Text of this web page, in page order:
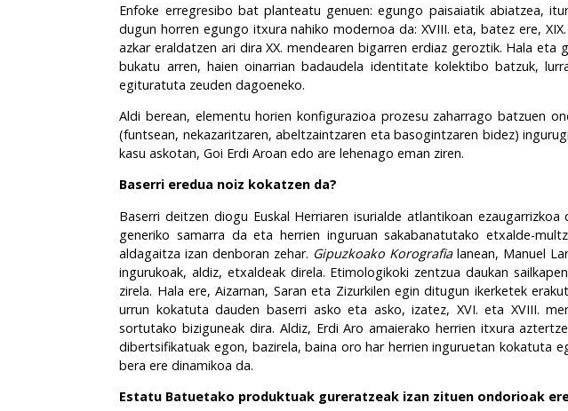
Enfoke erregresibo bat planteatu genuen: egungo paisaiatik abiatzea,
dugun horren egungo itxura nahiko modernoa da: XVIII. eta, batez ere,
azkar eraldatzen ari dira XX. mendearen bigarren erdiaz geroztik. Hala
bukatu arren, haien oinarrian badaudela identitate kolektibo batzuk,
egituratuta zeuden dagoeneko.
Aldi berean, elementu horien konfigurazioa prozesu zaharrago batzuen
(funtsean, nekazaritzaren, abeltzaintzaren eta basogintzaren bidez)
kasu askotan, Goi Erdi Aroan edo are lehenago eman ziren.
Baserri eredua noiz kokatzen da?
Baserri deitzen diogu Euskal Herriaren isurialde atlantikoan
generiko samarra da eta herrien inguruan sakabanatutako etxalde-
aldagaitza izan denboran zehar. Gipuzkoako Korografialanean, Manuel
ingurukoak, aldiz, etxaldeak direla. Etimologikoki zentzua daukan
zirela. Hala ere, Aizarnan, Saran eta Zizurkilen egin ditugun ikerketek
urrun kokatuta dauden baserri asko eta asko, izatez, XVI. eta XVIII.
sortutako biziguneak dira. Aldiz, Erdi Aro amaierako herrien itxura
dibertsifikatuak egon, bazirela, baina oro har herrien inguruetan kokatuta
bera ere dinamikoa da.
Estatu Batuetako produktuak gureratzeak izan zituen ondorioak